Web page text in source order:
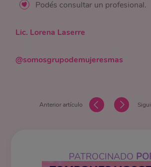
Podés consultar un profesional.
Lic. Lorena Laserre
@somosgrupodemujeresmas
Anterior artículo
PATROCINADO